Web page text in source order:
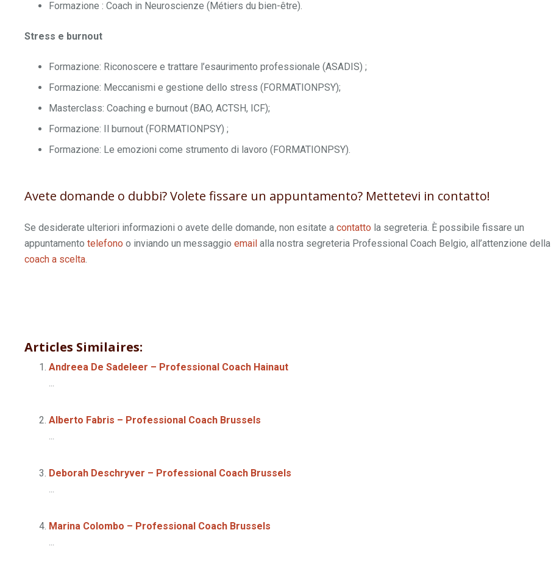
Formazione : Coach in Neuroscienze (Métiers du bien-être).
Stress e burnout
Formazione: Riconoscere e trattare l’esaurimento professionale (ASADIS) ;
Formazione: Meccanismi e gestione dello stress (FORMATIONPSY);
Masterclass: Coaching e burnout (BAO, ACTSH, ICF);
Formazione: Il burnout (FORMATIONPSY) ;
Formazione: Le emozioni come strumento di lavoro (FORMATIONPSY).
Avete domande o dubbi? Volete fissare un appuntamento? Mettetevi in contatto!
Se desiderate ulteriori informazioni o avete delle domande, non esitate a contatto la segreteria. È possibile fissare un
appuntamento telefono o inviando un messaggio email alla nostra segreteria Professional Coach Belgio, all’attenzione della
coach a scelta.
Articles Similaires:
Andreea De Sadeleer – Professional Coach Hainaut
...
Alberto Fabris – Professional Coach Brussels
...
Deborah Deschryver – Professional Coach Brussels
...
Marina Colombo – Professional Coach Brussels
...